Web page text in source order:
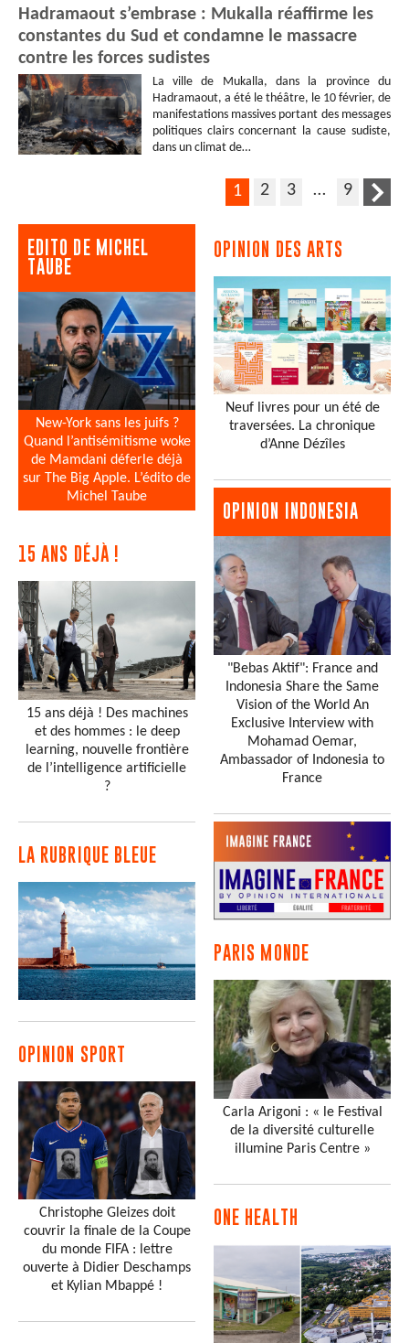
Hadramaout s’embrase : Mukalla réaffirme les
constantes du Sud et condamne le massacre
contre les forces sudistes
La ville de Mukalla, dans la province du
Hadramaout, a été le théâtre, le 10 février, de
manifestations massives portant des messages
politiques clairs concernant la cause sudiste,
dans un climat de…
1 2 3 … 9
EDITO DE MICHEL
TAUBE
New-York sans les juifs ?
Quand l’antisémitisme woke
de Mamdani déferle déjà
sur The Big Apple. L’édito de
Michel Taube
15 ANS DÉJÀ !
15 ans déjà ! Des machines
et des hommes : le deep
learning, nouvelle frontière
de l’intelligence artificielle
?
LA RUBRIQUE BLEUE
OPINION SPORT
Christophe Gleizes doit
couvrir la finale de la Coupe
du monde FIFA : lettre
ouverte à Didier Deschamps
et Kylian Mbappé !
OPINION DES ARTS
Neuf livres pour un été de
traversées. La chronique
d’Anne Dézîles
OPINION INDONESIA
"Bebas Aktif": France and
Indonesia Share the Same
Vision of the World An
Exclusive Interview with
Mohamad Oemar,
Ambassador of Indonesia to
France
PARIS MONDE
Carla Arigoni : « le Festival
de la diversité culturelle
illumine Paris Centre »
ONE HEALTH